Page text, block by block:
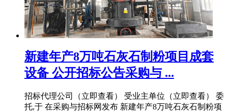
新建年产8万吨石灰石制粉项目成套
设备 公开招标公告采购与 ...
招标代理公司（立即查看） 受业主单位（立即查看） 委
托,于 在采购与招标网发布 新建年产8万吨石灰石制粉项